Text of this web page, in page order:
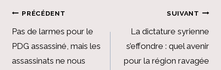
Navigation
de
l’article
PRÉCÉDENT
Pas de larmes pour le
PDG assassiné, mais les
assassinats ne nous
SUIVANT
La dictature syrienne
s’effondre : quel avenir
pour la région ravagée